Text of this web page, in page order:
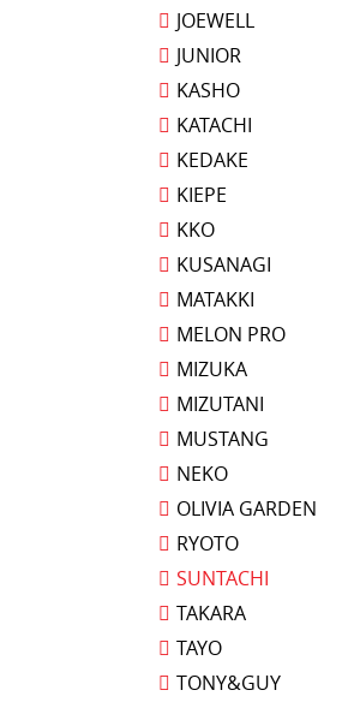
JOEWELL
JUNIOR
KASHO
KATACHI
KEDAKE
KIEPE
KKO
KUSANAGI
MATAKKI
MELON PRO
MIZUKA
MIZUTANI
MUSTANG
NEKO
OLIVIA GARDEN
RYOTO
SUNTACHI
TAKARA
TAYO
TONY&GUY